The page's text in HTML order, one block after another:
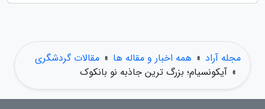
مجله آراد » همه اخبار و مقاله ها » مقالات گردشگری
» آیکونسیام؛ بزرگ ترین جاذبه نو بانکوک